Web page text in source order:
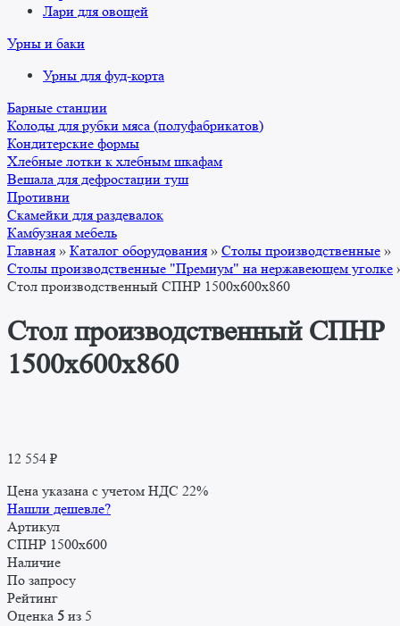
Лари для овощей
Урны и баки
Урны для фуд-корта
Барные станции
Колоды для рубки мяса (полуфабрикатов)
Кондитерские формы
Хлебные лотки к хлебным шкафам
Вешала для дефростации туш
Противни
Скамейки для раздевалок
Камбузная мебель
Главная » Каталог оборудования » Столы производственные »
Столы производственные "Премиум" на нержавеющем уголке
Стол производственный СПНР 1500х600х860
Стол производственный СПНР
1500х600х860
12 554 ₽
Цена указана с учетом НДС 22%
Нашли дешевле?
Артикул
СПНР 1500x600
Наличие
По запросу
Рейтинг
Оценка 5 из 5